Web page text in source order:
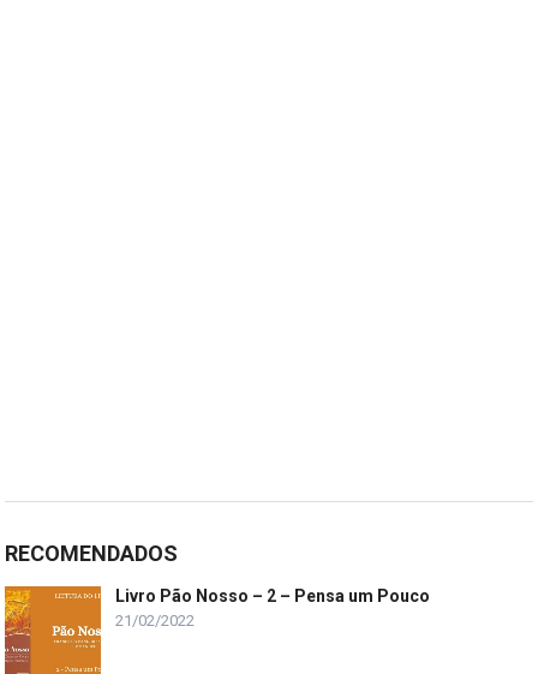
RECOMENDADOS
Livro Pão Nosso – 2 – Pensa um Pouco
21/02/2022